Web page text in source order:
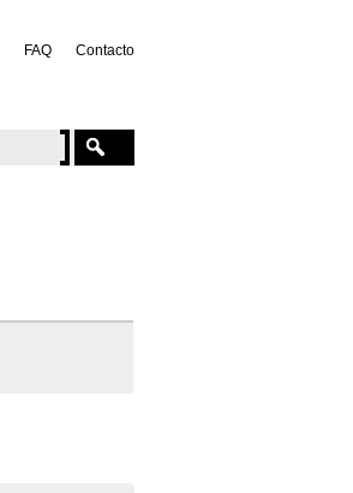
FAQ Contacto